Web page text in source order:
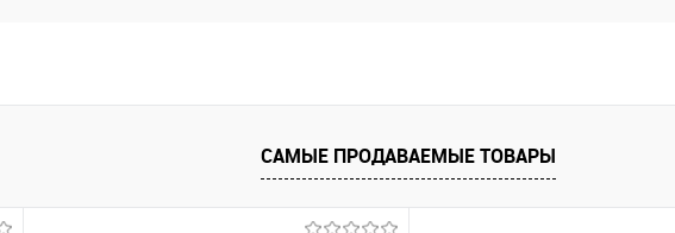
САМЫЕ ПРОДАВАЕМЫЕ ТОВАРЫ